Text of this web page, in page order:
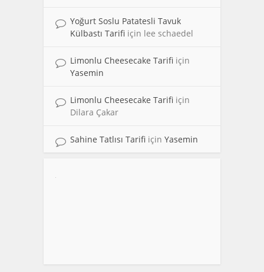
Yoğurt Soslu Patatesli Tavuk
Külbastı Tarifi için lee schaedel
Limonlu Cheesecake Tarifi için
Yasemin
Limonlu Cheesecake Tarifi için
Dilara Çakar
Sahine Tatlısı Tarifi için Yasemin